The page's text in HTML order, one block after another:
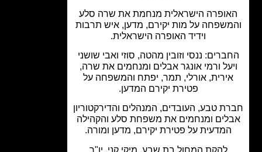
הישראלית מנחמת את שרה סלע
על מות יקירם, מדען, איש תרבות
וידיד האופרה הישראלית.
ננסי וזובין מהטה, סוזי ואבי שושני
ורמי אונגר אבלים ומנחמים את שרה,
אורלי, תמר, יפתח והמשפחה על
פטירת יקירם המדען.
טבע, העובדים, המנהלים והדירקטוריון
ומנחמים את משפחת סלע והקהילה
המדעית על פטירת יקירם, מדען ומורה.
להקת המחול בת שבע, מיקי קני, יו"ר